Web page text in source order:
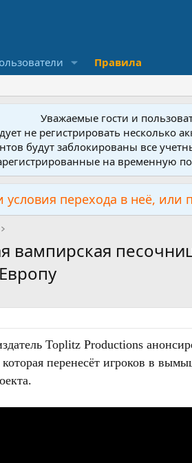
Правила
Уважаемые гости и
не регистрировать несколько
будут заблокированы все
на временную
перехода в неё, или
вампирская
Toplitz Productions
перенесёт игроков в